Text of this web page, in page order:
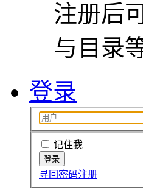
注册后
与目录
登录
记住我
寻回密码注册